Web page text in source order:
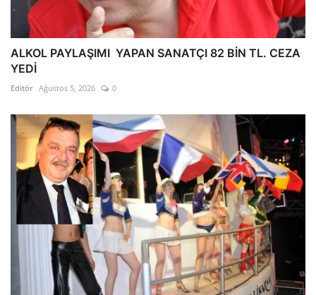
ALKOL PAYLAŞIMI YAPAN SANATÇI 82 BİN TL. CEZA
YEDİ
Editör Ağustos 5, 2026 0